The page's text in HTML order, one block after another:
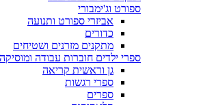
ספורט וג'ימבורי
אביזרי ספורט ותנועה
כדורים
מתקנים מזרנים ושטיחים
ספרי ילדים חוברות עבודה ומוסיקה
גן וראשית קריאה
ספרי רגשות
ספרים